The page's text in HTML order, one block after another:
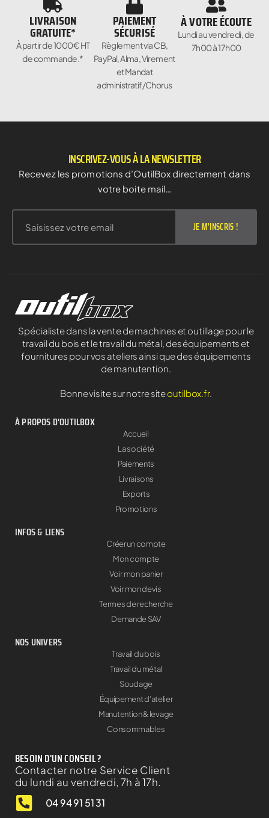
LIVRAISON
GRATUITE*
À partir de 1000€ HT
de commande.*
PAIEMENT
SÉCURISÉ
Règlement via CB,
PayPal, Alma, Virement
et Mandat
administratif/Chorus
À VOTRE ÉCOUTE
Lundi au vendredi, de
7h00 à 17h00
INSCRIVEZ-VOUS À LA NEWSLETTER
Recevez les promotions d’OutilBox directement dans
votre boite mail…
JE M'INSCRIS !
Spécialiste dans la vente de machines et outillage pour le
travail du bois et le travail du métal, des équipements et
fournitures pour vos ateliers ainsi que des équipements
de manutention.
Bonne visite sur notre siteoutilbox.fr.
À PROPOS D'OUTILBOX
Accueil
La société
Paiements
Livraisons
Exports
Promotions
INFOS & LIENS
Créer un compte
Mon compte
Voir mon panier
Voir mon devis
Termes de recherche
Demande SAV
NOS UNIVERS
Travail du bois
Travail du métal
Soudage
Équipement d'atelier
Manutention & levage
Consommables
BESOIN D'UN CONSEIL ?
Contacter notre Service Client
du lundi au vendredi, 7h à 17h.
04 94 91 51 31